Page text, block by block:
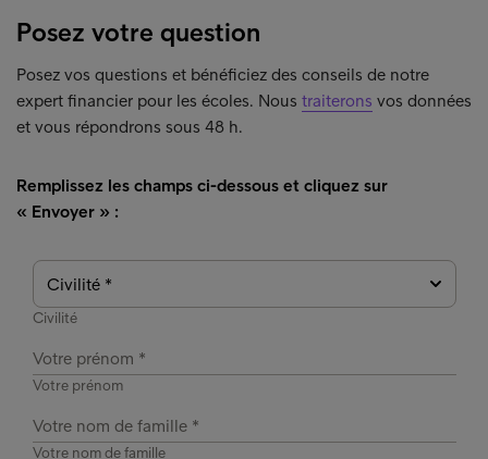
Posez votre question
Posez vos questions et bénéficiez des conseils de notre
expert financier pour les écoles. Nous traiterons vos données
et vous répondrons sous 48 h.
Remplissez les champs ci-dessous et cliquez sur
« Envoyer » :